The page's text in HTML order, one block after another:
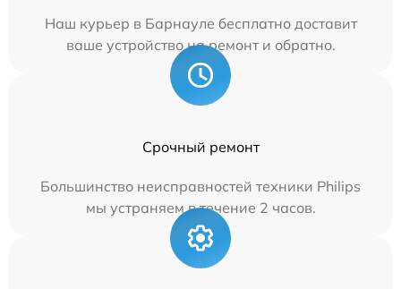
Наш курьер в Барнауле бесплатно доставит
ваше устройство на ремонт и обратно.
Срочный ремонт
Большинство неисправностей техники Philips
мы устраняем в течение 2 часов.